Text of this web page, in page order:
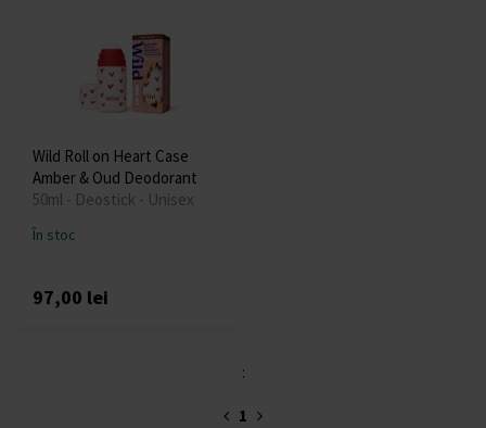
Wild Roll on Heart Case
Amber & Oud Deodorant
50ml - Deostick - Unisex
În stoc
97,00 lei
:
1